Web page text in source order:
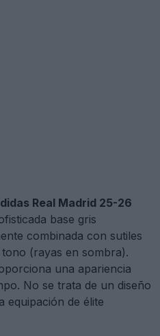
Real Madrid 25-26
base gris
combinada con sutiles
(rayas en sombra).
una apariencia
No se trata de un diseño
equipación de élite